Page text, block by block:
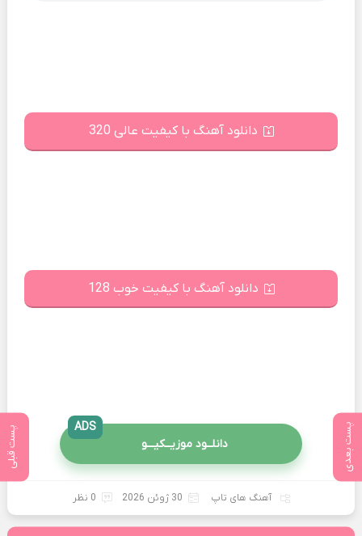
پست بعدی پست قبلی
دانلود آهنگ با کیفیت عالی 320
دانلود آهنگ با کیفیت خوب 128
دانلــود موزیــکیـــو
ADS
آهنگ های تاپ 30 ژوئن 2026 0 نظر